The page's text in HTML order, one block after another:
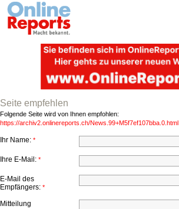
Seite empfehlen
Folgende Seite wird von Ihnen empfohlen:
https://archiv2.onlinereports.ch/News.99+M5f7ef107bba.0.html
Ihr Name: *
Ihre E-Mail: *
E-Mail des
Empfängers: *
Mitteilung